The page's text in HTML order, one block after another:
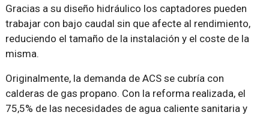
Gracias a su diseño hidráulico los captadores pueden
trabajar con bajo caudal sin que afecte al rendimiento,
reduciendo el tamaño de la instalación y el coste de la
misma.
Originalmente, la demanda de ACS se cubría con
calderas de gas propano. Con la reforma realizada, el
75,5% de las necesidades de agua caliente sanitaria y